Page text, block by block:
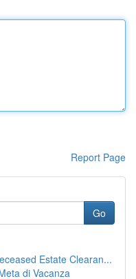
Report Page
Go
Estate Clearan...
di Vacanza